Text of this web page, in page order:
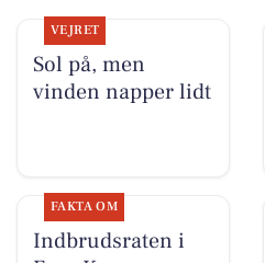
VEJRET
Sol på, men
vinden napper lidt
FAKTA OM
Indbrudsraten i